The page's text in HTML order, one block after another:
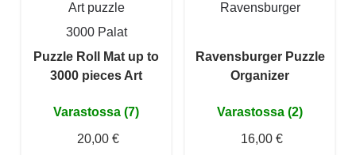
Art puzzle
3000 Palat
Puzzle Roll Mat up to
3000 pieces Art
Varastossa (7)
20,00 €
Ravensburger
Ravensburger Puzzle
Organizer
Varastossa (2)
16,00 €